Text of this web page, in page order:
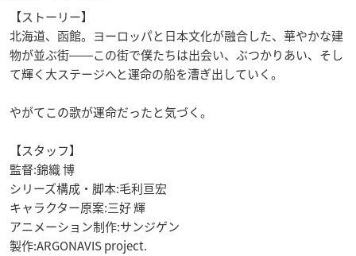
【ストーリー】
北海道、函館。ヨーロッパと日本文化が融合した、華やかな建
物が並ぶ街――この街で僕たちは出会い、ぶつかりあい、そし
て輝く大ステージへと運命の船を漕ぎ出していく。
やがてこの歌が運命だったと気づく。
【スタッフ】
監督:錦織 博
シリーズ構成・脚本:毛利亘宏
キャラクター原案:三好 輝
アニメーション制作:サンジゲン
製作:ARGONAVIS project.